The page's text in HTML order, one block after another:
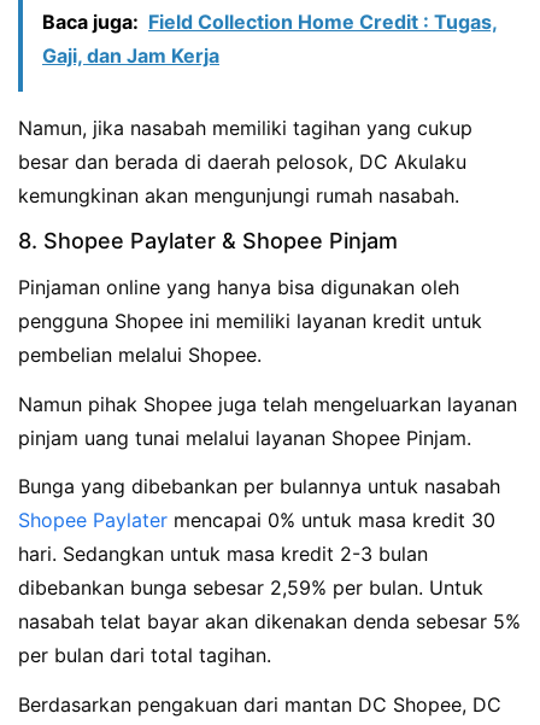
Baca juga: Field Collection Home Credit : Tugas,
Gaji, dan Jam Kerja
Namun, jika nasabah memiliki tagihan yang cukup
besar dan berada di daerah pelosok, DC Akulaku
kemungkinan akan mengunjungi rumah nasabah.
8. Shopee Paylater & Shopee Pinjam
Pinjaman online yang hanya bisa digunakan oleh
pengguna Shopee ini memiliki layanan kredit untuk
pembelian melalui Shopee.
Namun pihak Shopee juga telah mengeluarkan layanan
pinjam uang tunai melalui layanan Shopee Pinjam.
Bunga yang dibebankan per bulannya untuk nasabah
Shopee Paylater mencapai 0% untuk masa kredit 30
hari. Sedangkan untuk masa kredit 2-3 bulan
dibebankan bunga sebesar 2,59% per bulan. Untuk
nasabah telat bayar akan dikenakan denda sebesar 5%
per bulan dari total tagihan.
Berdasarkan pengakuan dari mantan DC Shopee, DC